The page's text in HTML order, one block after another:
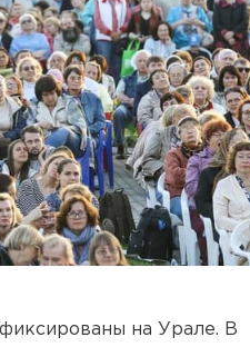
на Урале. В